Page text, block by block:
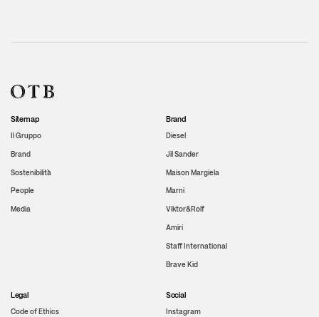
Sitemap
Il Gruppo
Brand
Sostenibilità
People
Media
Brand
Diesel
Jil Sander
Maison Margiela
Marni
Viktor&Rolf
Amiri
Staff International
Brave Kid
Legal
Code of Ethics
Social
Instagram